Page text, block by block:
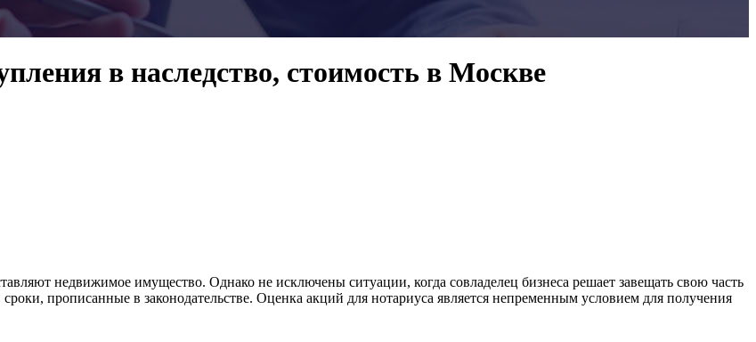
в наследство, стоимость в Москве
недвижимое имущество. Однако не исключены ситуации, когда совладелец бизнеса решает завещать свою часть
прописанные в законодательстве. Оценка акций для нотариуса является непременным условием для получения